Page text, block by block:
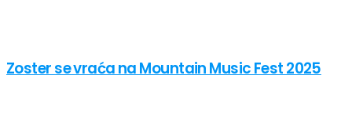
Zoster se vraća na Mountain Music Fest 2025